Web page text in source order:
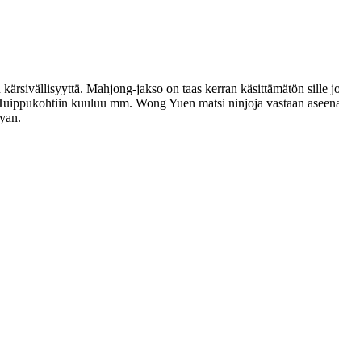
Mahjong-jakso on taas kerran käsittämätön sille
kuuluu mm. Wong Yuen matsi ninjoja vastaan
.